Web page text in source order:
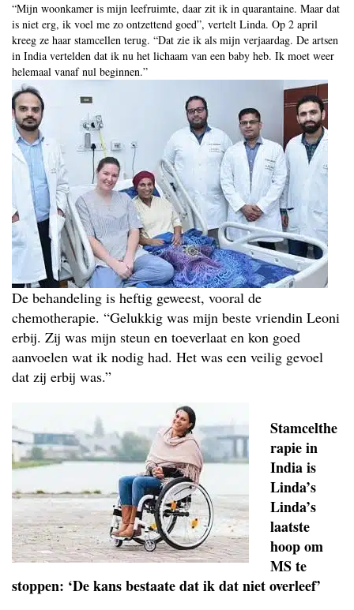
“Mijn woonkamer is mijn leefruimte, daar zit ik in quarantaine. Maar dat
is niet erg, ik voel me zo ontzettend goed”, vertelt Linda. Op 2 april
kreeg ze haar stamcellen terug. “Dat zie ik als mijn verjaardag. De artsen
in India vertelden dat ik nu het lichaam van een baby heb. Ik moet weer
helemaal vanaf nul beginnen.”
De behandeling is heftig geweest, vooral de
chemotherapie. “Gelukkig was mijn beste vriendin Leoni
erbij. Zij was mijn steun en toeverlaat en kon goed
aanvoelen wat ik nodig had. Het was een veilig gevoel
dat zij erbij was.”
Stamcelthe
rapie in
India is
Linda’s
Linda’s
laatste
hoop om
MS te
stoppen: ‘De kans bestaate dat ik dat niet overleef’